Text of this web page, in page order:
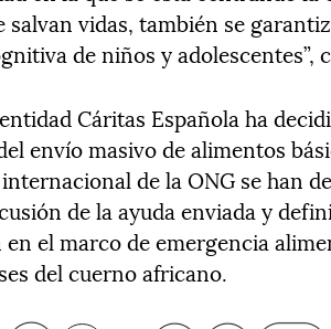
salvan vidas, también se
de niños y adolescentes”,
Cáritas Española ha
envío masivo de alimentos
de la ONG se han
de la ayuda enviada y
el marco de emergencia
del cuerno africano.